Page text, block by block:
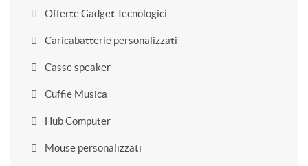
Offerte Gadget Tecnologici
Caricabatterie personalizzati
Casse speaker
Cuffie Musica
Hub Computer
Mouse personalizzati